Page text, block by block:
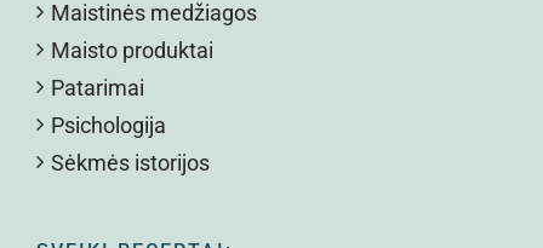
Maistinės medžiagos
Maisto produktai
Patarimai
Psichologija
Sėkmės istorijos